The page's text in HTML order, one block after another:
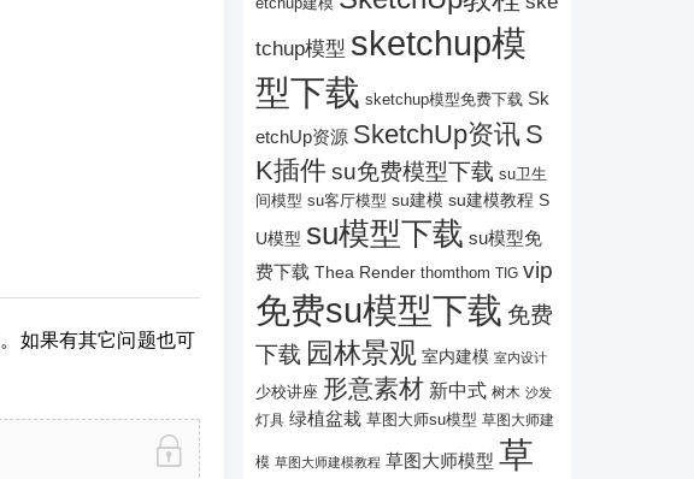
如果有其它问题也可
tchup模型 sketchup模
型下载 sketchup模型免费下载 Sk
etchUp资源 SketchUp资讯 S
K插件su免费模型下载 su卫生
间模型 su客厅模型 su建模 su建模教程 S
U模型 su模型下载 su模型免
费下载 Thea Render thomthom TIG vip
免费su模型下载 免费
下载 园林景观 室内建模 室内设计
少校讲座 形意素材 新中式 树木 沙发
灯具 绿植盆栽 草图大师su模型 草图大师建
模 草图大师建模教程 草图大师模型 草